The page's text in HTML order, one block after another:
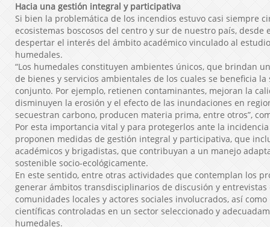
Hacia una gestión integral y participativa
Si bien la problemática de los incendios estuvo casi siempre
ecosistemas boscosos del centro y sur de nuestro país, desde
despertar el interés del ámbito académico vinculado al
humedales.
“Los humedales constituyen ambientes únicos, que brindan
de bienes y servicios ambientales de los cuales se beneficia la
conjunto. Por ejemplo, retienen contaminantes, mejoran la
disminuyen la erosión y el efecto de las inundaciones en
secuestran carbono, producen materia prima, entre otros”,
Por esta importancia vital y para protegerlos ante la
proponen medidas de gestión integral y participativa, que
académicos y brigadistas, que contribuyan a un manejo
sostenible socio-ecológicamente.
En este sentido, entre otras actividades que contemplan los
generar ámbitos transdisciplinarios de discusión y entrevistas
comunidades locales y actores sociales involucrados, así
científicas controladas en un sector seleccionado y
humedales.